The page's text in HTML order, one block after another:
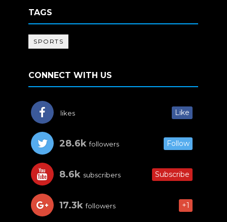
TAGS
SPORTS
CONNECT WITH US
likes Like
28.6k followers Follow
8.6k subscribers Subscribe
17.3k followers +1